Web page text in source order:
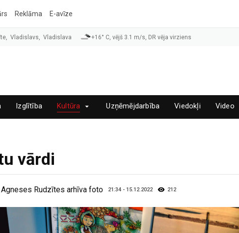
Reklāma E-avīze
Vladislavs, Vladislava +16° C, vējš 3.1 m/s, DR vēja virziens
Izglītība Kultūra Uzņēmējdarbība Viedokļi Video
vārdi
Rudzītes arhīva foto 21:34 - 15.12.2022 212